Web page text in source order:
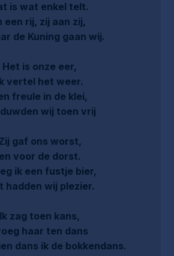
is wat enkel telt.
een rij, zij aan zij,
de Kuning gaan wij.
Het is onze eer,
vertel het weer.
freule in de klei,
wij toen vrij
gaf ons worst,
en voor de dorst.
ik een fustje bier,
hadden wij plezier.
Ik zag toen kans,
haar ten dans
dans ik de bokkendans.